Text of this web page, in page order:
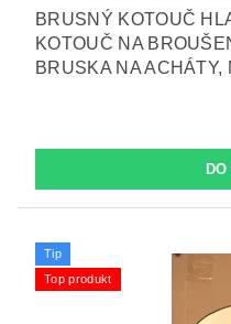
BRUSNÝ KOTOUČ
KOTOUČ NA
BRUSKA NA ACHÁTY,
Tip
Top produkt